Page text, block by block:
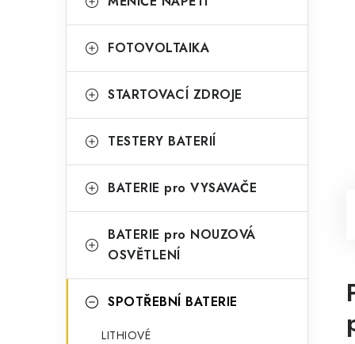
FOTOVOLTAIKA
STARTOVACÍ ZDROJE
TESTERY BATERIÍ
BATERIE pro VYSAVAČE
BATERIE pro NOUZOVÁ
OSVĚTLENÍ
SPOTŘEBNÍ BATERIE
LITHIOVÉ